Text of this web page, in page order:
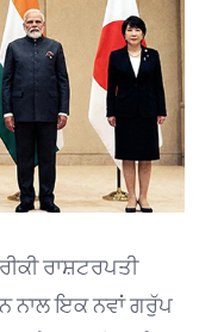
ਰਾਸ਼ਟਰਪਤੀ
ਨਾਲ ਇਕ ਨਵਾਂ ਗਰੁੱਪ